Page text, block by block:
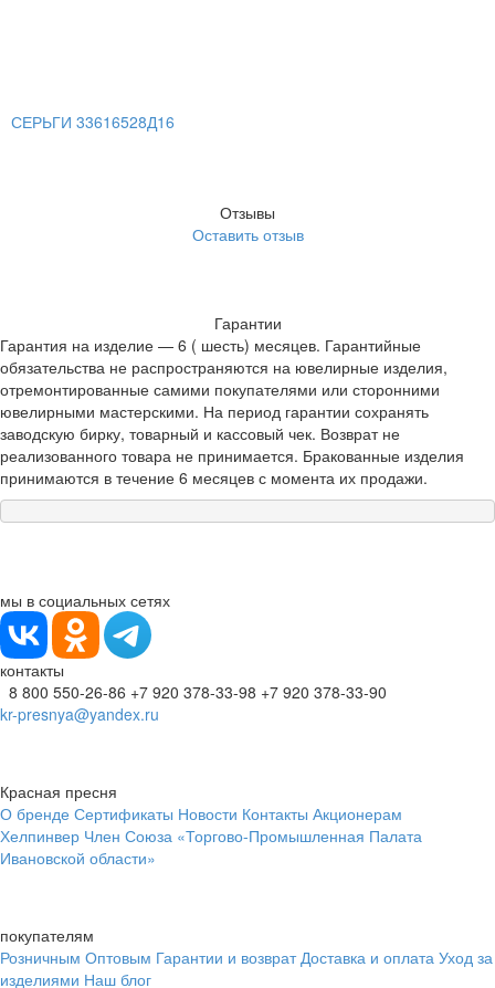
СЕРЬГИ 33616528Д16
Отзывы
Оставить отзыв
Гарантии
Гарантия на изделие — 6 ( шесть) месяцев. Гарантийные
обязательства не распространяются на ювелирные изделия,
отремонтированные самими покупателями или сторонними
ювелирными мастерскими. На период гарантии сохранять
заводскую бирку, товарный и кассовый чек. Возврат не
реализованного товара не принимается. Бракованные изделия
принимаются в течение 6 месяцев с момента их продажи.
мы в социальных сетях
контакты
8 800 550-26-86 +7 920 378-33-98 +7 920 378-33-90
kr-presnya@yandex.ru
Красная пресня
О бренде Сертификаты Новости Контакты Акционерам
Хелпинвер Член Союза «Торгово-Промышленная Палата
Ивановской области»
покупателям
Розничным Оптовым Гарантии и возврат Доставка и оплата Уход за
изделиями Наш блог